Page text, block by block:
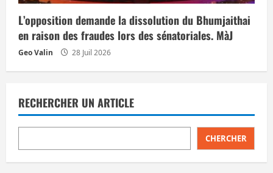
L’opposition demande la dissolution du Bhumjaithai
en raison des fraudes lors des sénatoriales. MàJ
Geo Valin 28 Juil 2026
RECHERCHER UN ARTICLE
CHERCHER